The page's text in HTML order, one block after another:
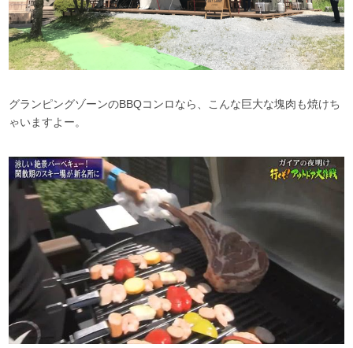
グランピングゾーンのBBQコンロなら、こんな巨大な塊肉も焼けち
ゃいますよー。